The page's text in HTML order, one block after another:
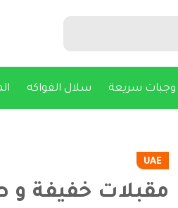
وجبات سريعة سلال الفواكه
UAE
مقبلات خفيفة و